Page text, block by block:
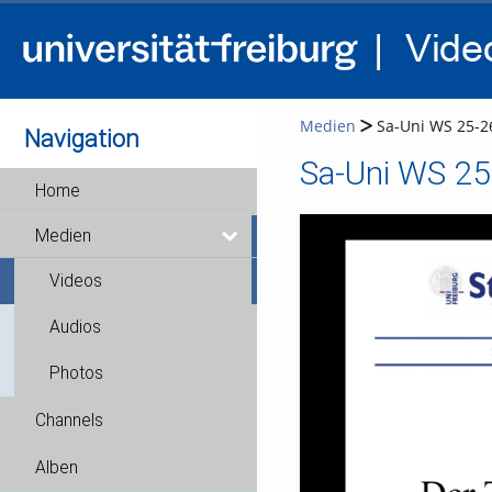
Navigation
Home
Medien
Videos
Audios
Photos
Channels
Alben
Medien Sa-Uni WS 25-
Sa-Uni WS